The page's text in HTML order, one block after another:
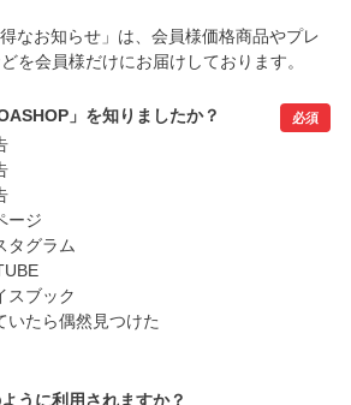
なお知らせ」は、会員様価格商品やプレ
を会員様だけにお届けしております。
」を知りましたか？ 必須
ージ
タグラム
スブック
いたら偶然見つけた
うに利用されますか？